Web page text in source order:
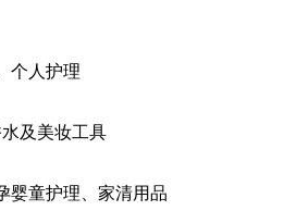
个人护理
及美妆工具
婴童护理、家清用品